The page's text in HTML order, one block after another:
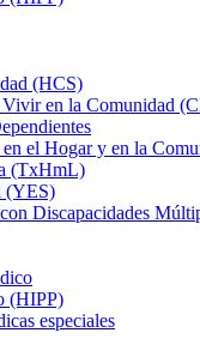
(HCS)
en la Comunidad
el Hogar y en la
(TxHmL)
(YES)
con Discapacidades
(HIPP)
especiales